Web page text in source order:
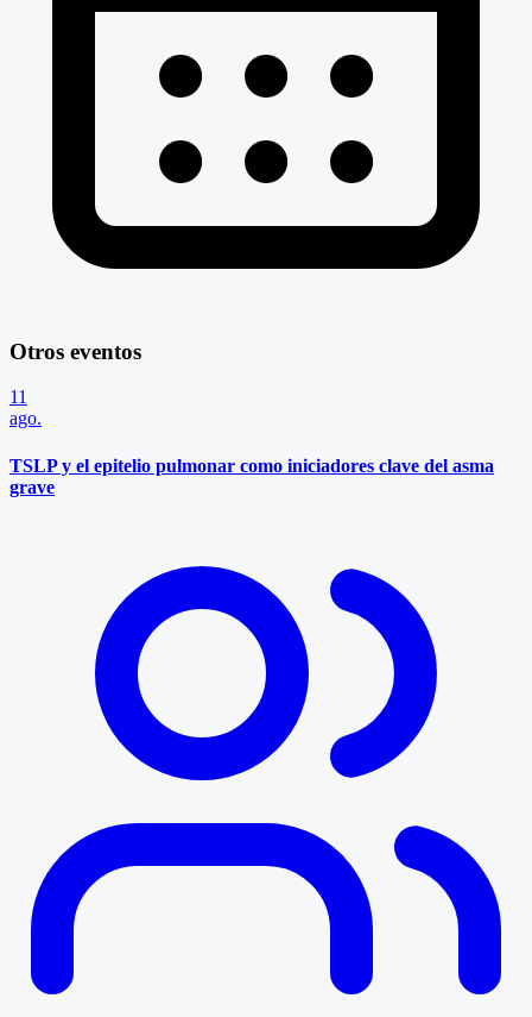
Otros eventos
11
ago.
TSLP y el epitelio pulmonar como iniciadores clave del asma
grave